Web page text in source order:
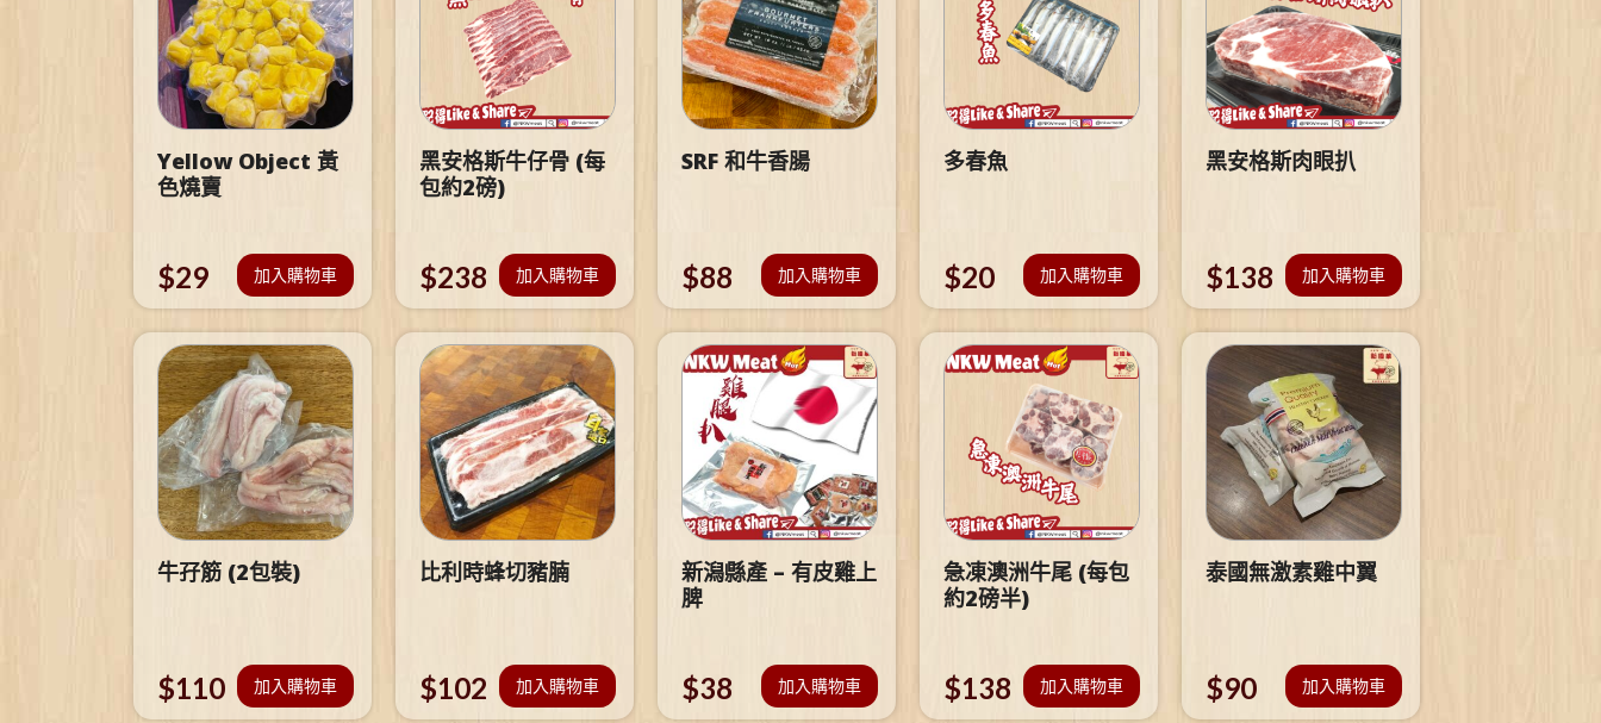
Yellow Object 黃
色燒賣
$29 加入購物車
黑安格斯牛仔骨 (每
包約2磅)
$238 加入購物車
SRF 和牛香腸
$88 加入購物車
多春魚
$20 加入購物車
黑安格斯肉眼扒
$138 加入購物車
牛孖筋 (2包裝)
$110 加入購物車
比利時蜂切豬腩
$102 加入購物車
新潟縣產 – 有皮雞上
脾
$38 加入購物車
急凍澳洲牛尾 (每包
約2磅半)
$138 加入購物車
泰國無激素雞中翼
$90 加入購物車